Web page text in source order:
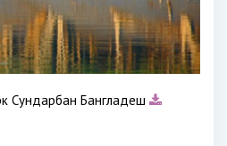
Сундарбан Бангладеш